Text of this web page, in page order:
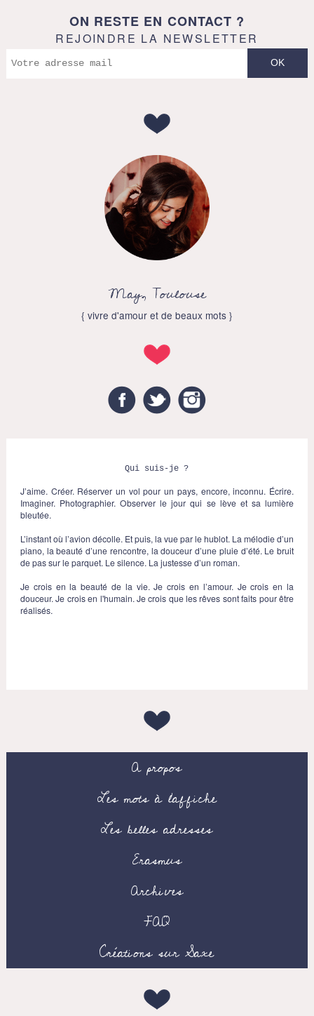
ON RESTE EN CONTACT ?
REJOINDRE LA NEWSLETTER
May, Toulouse
{ vivre d'amour et de beaux mots }
FacebookTwitter
Qui suis-je ?
J’aime. Créer. Réserver un vol pour un pays, encore, inconnu. Écrire.
Imaginer. Photographier. Observer le jour qui se lève et sa lumière
bleutée.
L’instant où l’avion décolle. Et puis, la vue par le hublot. La mélodie d’un
piano, la beauté d’une rencontre, la douceur d’une pluie d’été. Le bruit
de pas sur le parquet. Le silence. La justesse d’un roman.
Je crois en la beauté de la vie. Je crois en l’amour. Je crois en la
douceur. Je crois en l'humain. Je crois que les rêves sont faits pour être
réalisés.
A propos
Les mots à l’affiche
Les belles adresses
Erasmus
Archives
FAQ
Créations sur Saxe